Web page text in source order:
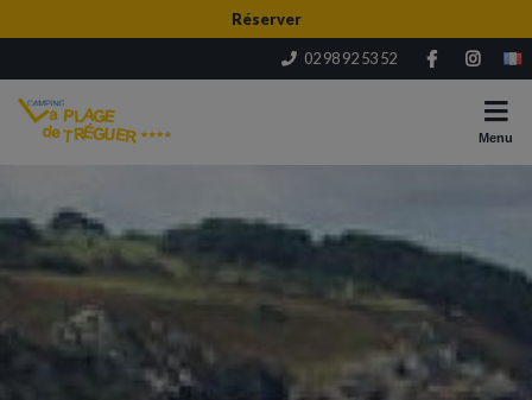
Réserver
02 98 92 53 52
Menu